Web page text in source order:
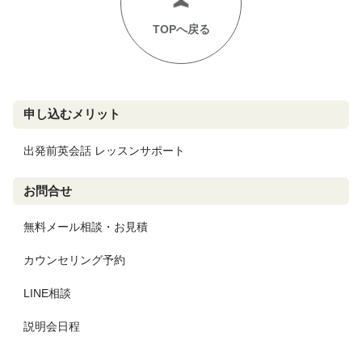
TOPへ戻る
申し込むメリット
出発前英会話 レッスンサポート
お問合せ
無料メール相談・お見積
カウンセリング予約
LINE相談
説明会日程